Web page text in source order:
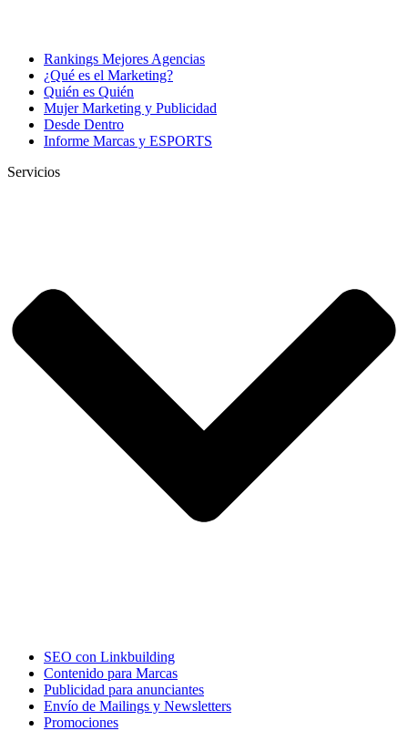
Rankings Mejores Agencias
¿Qué es el Marketing?
Quién es Quién
Mujer Marketing y Publicidad
Desde Dentro
Informe Marcas y ESPORTS
Servicios
SEO con Linkbuilding
Contenido para Marcas
Publicidad para anunciantes
Envío de Mailings y Newsletters
Promociones